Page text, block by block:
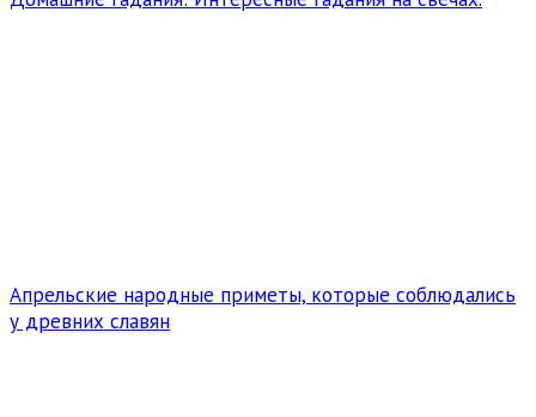
Апрельские народные приметы, которые соблюдались
у древних славян